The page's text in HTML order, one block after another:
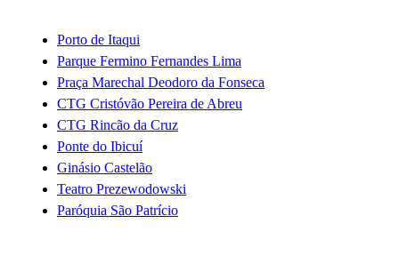
Porto de Itaqui
Parque Fermino Fernandes Lima
Praça Marechal Deodoro da Fonseca
CTG Cristóvão Pereira de Abreu
CTG Rincão da Cruz
Ponte do Ibicuí
Ginásio Castelão
Teatro Prezewodowski
Paróquia São Patrício